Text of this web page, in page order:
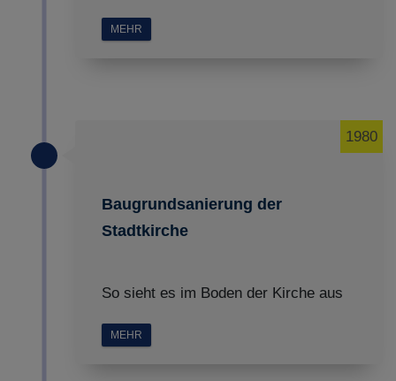
MEHR
Baugrundsanierung der
Stadtkirche
1980
So sieht es im Boden der Kirche aus
MEHR